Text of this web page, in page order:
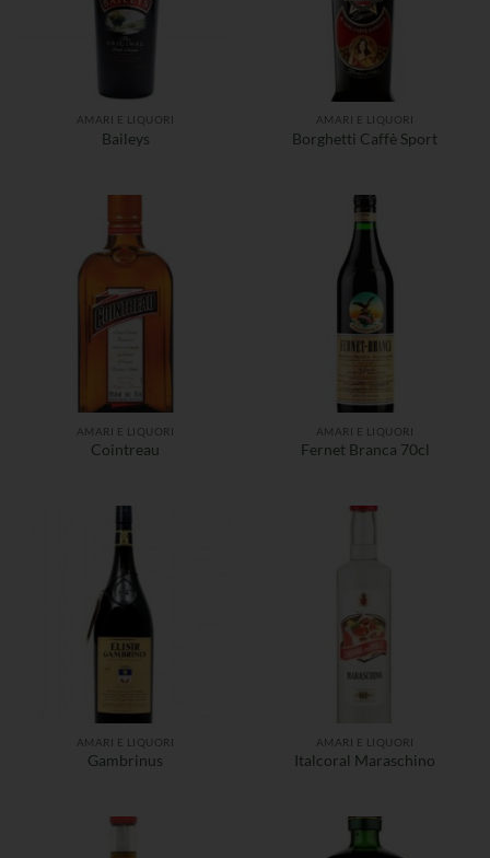
AMARI E LIQUORI
Baileys
AMARI E LIQUORI
Borghetti Caffè Sport
AMARI E LIQUORI
Cointreau
AMARI E LIQUORI
Fernet Branca 70cl
AMARI E LIQUORI
Gambrinus
AMARI E LIQUORI
Italcoral Maraschino